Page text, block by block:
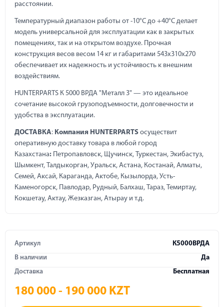
расстоянии.
Температурный диапазон работы от -10°С до +40°С делает
модель универсальной для эксплуатации как в закрытых
помещениях, так и на открытом воздухе. Прочная
конструкция весов весом 14 кг и габаритами 543х310х270
обеспечивает их надежность и устойчивость к внешним
воздействиям.
HUNTERPARTS К 5000 ВРДА "Металл 3" — это идеальное
сочетание высокой грузоподъемности, долговечности и
удобства в эксплуатации.
ДОСТАВКА: Компания HUNTERPARTS осуществит
оперативную доставку товара в любой город
Казахстана: Петропавловск, Щучинск, Туркестан, Экибастуз,
Шымкент, Талдыкорган, Уральск, Астана, Костанай, Алматы,
Семей, Аксай, Караганда, Актобе, Кызылорда, Усть-
Каменогорск, Павлодар, Рудный, Балхаш, Тараз, Темиртау,
Кокшетау, Актау, Жезказган, Атырау и т.д.
Артикул
К5000ВРДА
В наличии
Да
Доставка
Бесплатная
180 000 - 190 000 KZT